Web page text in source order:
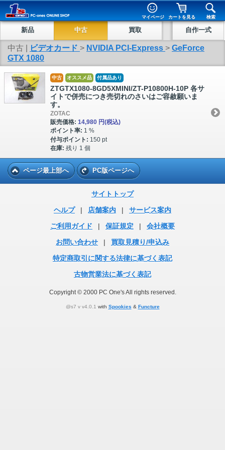
マイページ カートを見る 検索
新品 中古 買取 自作一式
中古 | ビデオカード > NVIDIA PCI-Express > GeForce
GTX 1080
中古 オススメ品 付属品あり
ZTGTX1080-8GD5XMINI/ZT-P10800H-10P 各サ
イトで併売につき売切れのさいはご容赦願いま
す。
ZOTAC
販売価格: 14,980 円(税込)
ポイント率: 1 %
付与ポイント: 150 pt
在庫: 残り 1 個
ページ最上部へ PC版ページへ
サイトトップ
ヘルプ
| 店舗案内 |
サービス案内
ご利用ガイド
| 保証規定 |
会社概要
お問い合わせ
|
買取見積り/申込み
特定商取引に関する法律に基づく表記
古物営業法に基づく表記
Copyright © 2000 PC One's All rights reserved.
@s7 v v4.0.1 with Spookies & Functure